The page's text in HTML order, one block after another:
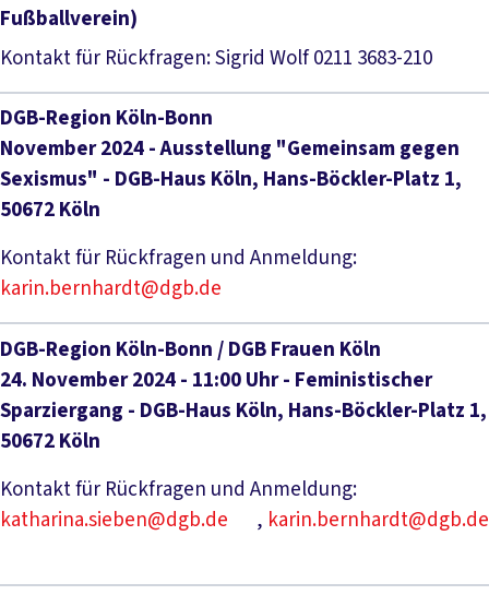
Fußballverein)
Kontakt für Rückfragen: Sigrid Wolf 0211 3683-210
DGB-Region Köln-Bonn
November 2024 - Ausstellung "Gemeinsam gegen
Sexismus" - DGB-Haus Köln, Hans-Böckler-Platz 1,
50672 Köln
Kontakt für Rückfragen und Anmeldung:
karin.bernhardt@dgb.de
DGB-Region Köln-Bonn / DGB Frauen Köln
24. November 2024 - 11:00 Uhr - Feministischer
Sparziergang - DGB-Haus Köln, Hans-Böckler-Platz 1,
50672 Köln
Kontakt für Rückfragen und Anmeldung:
katharina.sieben@dgb.de
, karin.bernhardt@dgb.de